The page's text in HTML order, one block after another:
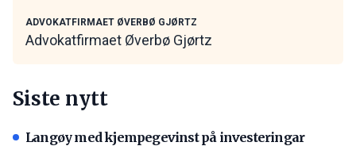
ADVOKATFIRMAET ØVERBØ GJØRTZ
Advokatfirmaet Øverbø Gjørtz
Siste nytt
Langøy med kjempegevinst på investeringar